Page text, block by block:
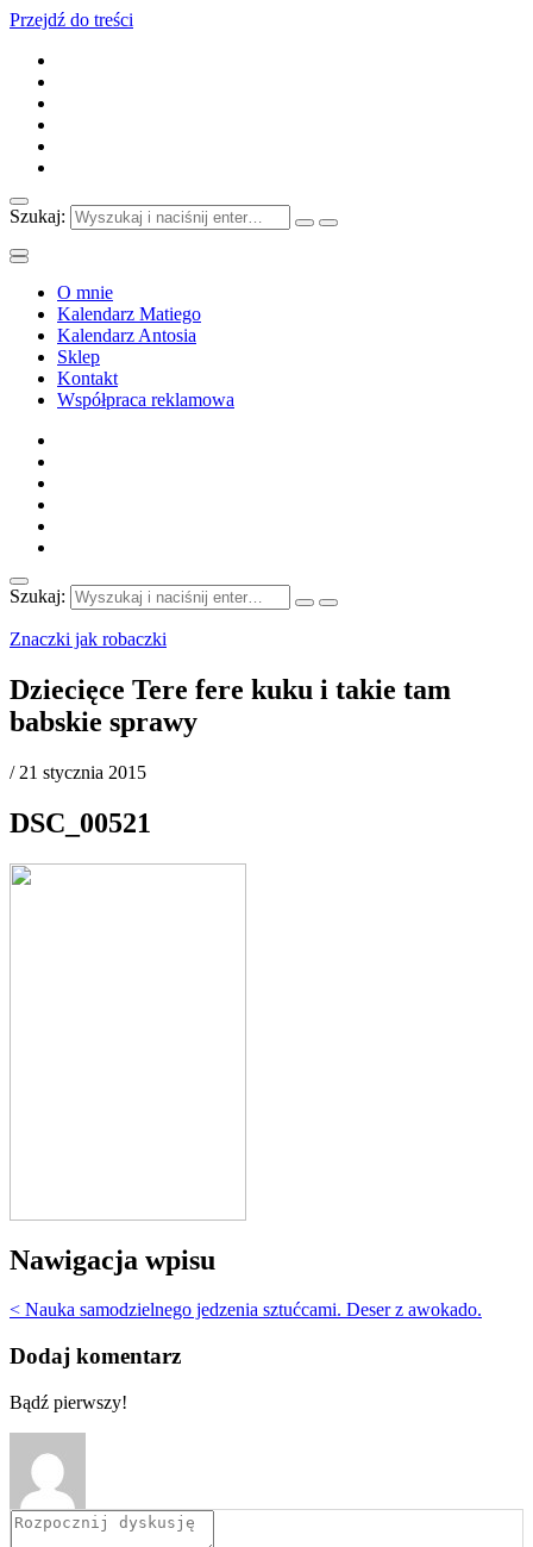
Przejdź do treści
Szukaj:
O mnie
Kalendarz Matiego
Kalendarz Antosia
Sklep
Kontakt
Współpraca reklamowa
Szukaj:
Znaczki jak robaczki
Dziecięce Tere fere kuku i takie tam
babskie sprawy
/ 21 stycznia 2015
DSC_00521
Nawigacja wpisu
< Nauka samodzielnego jedzenia sztućcami. Deser z awokado.
Dodaj komentarz
Bądź pierwszy!